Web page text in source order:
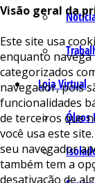
Loja Virtual
Óleos
Visão geral da
Este site usa
enquanto navega
categorizados
navegador, pois
funcionalidades
de terceiros que
você usa este
seu navegador
também tem a
desativação de